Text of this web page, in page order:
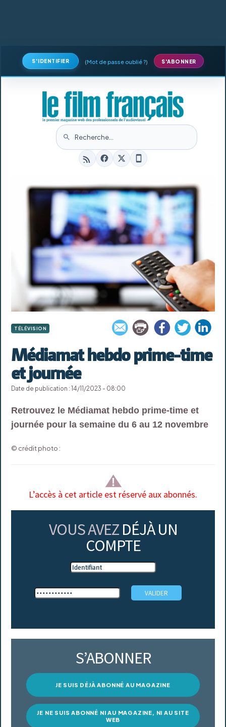
S'IDENTIFIER (Mot de passe oublié ?) S'ABONNER
TÉLÉVISION
Médiamat hebdo prime-time
et journée
Date de publication : 14/11/2023 - 08:00
Retrouvez le Médiamat hebdo prime-time et
journée pour la semaine du 6 au 12 novembre
© crédit photo :
L’accès à cet article est réservé aux abonnés.
VOUS AVEZ DÉJÀ UN
COMPTE
S’ABONNER
JE SUIS DÉJÀ ABONNÉ AU MAGAZINE
JE NE SUIS ABONNÉ NI AU MAGAZINE, NI AU SITE
WEB